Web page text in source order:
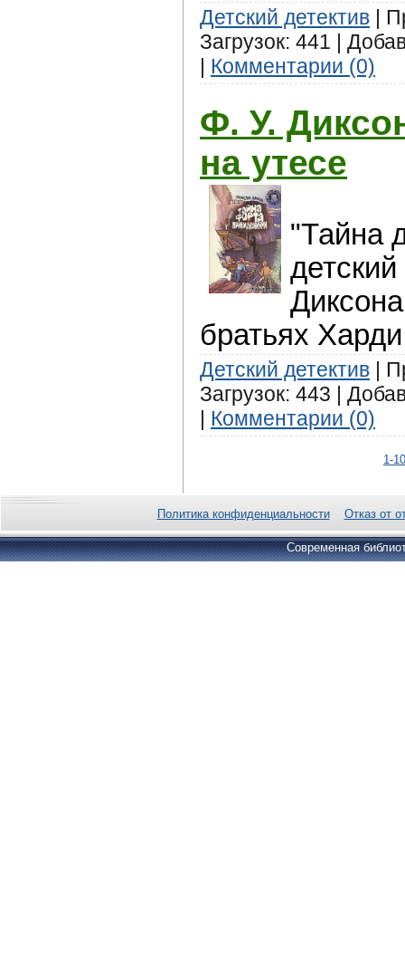
Детский детектив |
Загрузок: 441 |
| Комментарии (0)
Ф. У.
на утесе
"Тайна
братьях
Детский детектив |
Загрузок: 443 |
| Комментарии (0)
1-10
Политика конфиденциальности Отказ от
Современная